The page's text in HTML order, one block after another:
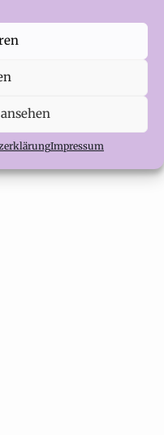
Impressum